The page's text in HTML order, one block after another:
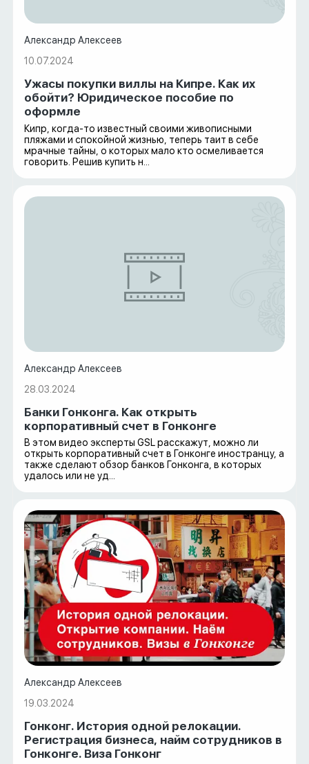
Александр Алексеев
10.07.2024
Ужасы покупки виллы на Кипре. Как их
обойти? Юридическое пособие по
оформле
Кипр, когда-то известный своими живописными
пляжами и спокойной жизнью, теперь таит в себе
мрачные тайны, о которых мало кто осмеливается
говорить. Решив купить н...
Александр Алексеев
28.03.2024
Банки Гонконга. Как открыть
корпоративный счет в Гонконге
В этом видео эксперты GSL расскажут, можно ли
открыть корпоративный счет в Гонконге иностранцу, а
также сделают обзор банков Гонконга, в которых
удалось или не уд...
Александр Алексеев
19.03.2024
Гонконг. История одной релокации.
Регистрация бизнеса, найм сотрудников в
Гонконге. Виза Гонконг